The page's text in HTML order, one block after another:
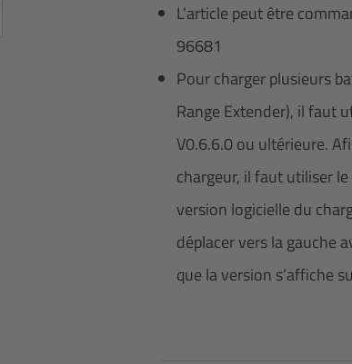
L’article peut être
96681
Pour charger plusieurs
Range Extender), il faut
V0.6.6.0 ou ultérieure.
chargeur, il faut utiliser
version logicielle du
déplacer vers la gauche
que la version s’affiche